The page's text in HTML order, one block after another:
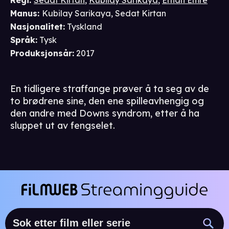
Manus: Kubilay Sarikaya, Sedat Kirtan
Nasjonalitet: Tyskland
Språk: Tysk
Produksjonsår: 2017
En tidligere straffange prøver å ta seg av de
to brødrene sine, den ene spilleavhengig og
den andre med Downs syndrom, etter å ha
sluppet ut av fengselet.